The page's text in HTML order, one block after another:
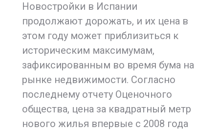
Новостройки в Испании
продолжают дорожать, и их цена в
этом году может приблизиться к
историческим максимумам,
зафиксированным во время бума на
рынке недвижимости. Согласно
последнему отчету Оценочного
общества, цена за квадратный метр
нового жилья впервые с 2008 года